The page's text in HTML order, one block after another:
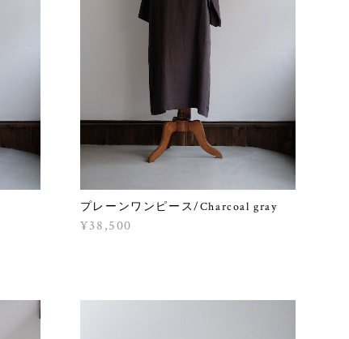
プレーンワンピース/Charcoal gray
¥38,500